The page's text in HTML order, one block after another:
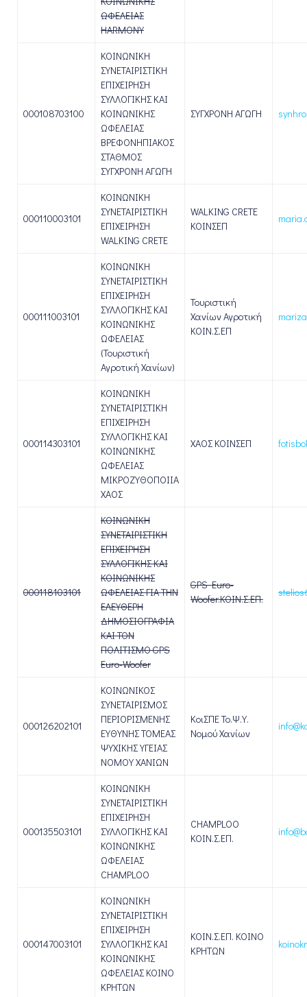
ΩΦΕΛΕΙΑΣ
HARMONY
000108703100
ΚΟΙΝΩΝΙΚΗ
ΣΥΝΕΤΑΙΡΙΣΤΙΚΗ
ΕΠΙΧΕΙΡΗΣΗ
ΣΥΛΛΟΓΙΚΗΣ ΚΑΙ
ΚΟΙΝΩΝΙΚΗΣ
ΩΦΕΛΕΙΑΣ
ΒΡΕΦΟΝΗΠΙΑΚΟΣ
ΣΤΑΘΜΟΣ
ΣΥΓΧΡΟΝΗ ΑΓΩΓΗ
ΣΥΓΧΡΟΝΗ ΑΓΩΓΗ
000110003101
ΚΟΙΝΩΝΙΚΗ
ΣΥΝΕΤΑΙΡΙΣΤΙΚΗ
ΕΠΙΧΕΙΡΗΣΗ
WALKING CRETE
WALKING CRETE
ΚΟΙΝΣΕΠ
000111003101
ΚΟΙΝΩΝΙΚΗ
ΣΥΝΕΤΑΙΡΙΣΤΙΚΗ
ΕΠΙΧΕΙΡΗΣΗ
ΣΥΛΛΟΓΙΚΗΣ ΚΑΙ
ΚΟΙΝΩΝΙΚΗΣ
ΩΦΕΛΕΙΑΣ
(Τουριστική
Αγροτική Χανίων)
Τουριστική
Χανίων Αγροτική
ΚΟΙΝ.Σ.ΕΠ
000114303101
ΚΟΙΝΩΝΙΚΗ
ΣΥΝΕΤΑΙΡΙΣΤΙΚΗ
ΕΠΙΧΕΙΡΗΣΗ
ΣΥΛΛΟΓΙΚΗΣ ΚΑΙ
ΚΟΙΝΩΝΙΚΗΣ
ΩΦΕΛΕΙΑΣ
ΜΙΚΡΟΖΥΘΟΠΟΙΙΑ
ΧΑΟΣ
ΧΑΟΣ ΚΟΙΝΣΕΠ
000118103101
ΚΟΙΝΩΝΙΚΗ
ΣΥΝΕΤΑΙΡΙΣΤΙΚΗ
ΕΠΙΧΕΙΡΗΣΗ
ΣΥΛΛΟΓΙΚΗΣ ΚΑΙ
ΚΟΙΝΩΝΙΚΗΣ
ΩΦΕΛΕΙΑΣ ΓΙΑ ΤΗΝ
ΕΛΕΥΘΕΡΗ
ΔΗΜΟΣΙΟΓΡΑΦΙΑ
ΚΑΙ ΤΟΝ
ΠΟΛΙΤΙΣΜΟ GPS
Euro-Woofer
GPS Euro-
Woofer.ΚΟΙΝ.Σ.ΕΠ.
000126202101
ΚΟΙΝΩΝΙΚΟΣ
ΣΥΝΕΤΑΙΡΙΣΜΟΣ
ΠΕΡΙΟΡΙΣΜΕΝΗΣ
ΕΥΘΥΝΗΣ ΤΟΜΕΑΣ
ΨΥΧΙΚΗΣ ΥΓΕΙΑΣ
ΝΟΜΟΥ ΧΑΝΙΩΝ
ΚοιΣΠΕ Το.Ψ.Υ.
Νομού Χανίων
000135503101
ΚΟΙΝΩΝΙΚΗ
ΣΥΝΕΤΑΙΡΙΣΤΙΚΗ
ΕΠΙΧΕΙΡΗΣΗ
ΣΥΛΛΟΓΙΚΗΣ ΚΑΙ
ΚΟΙΝΩΝΙΚΗΣ
ΩΦΕΛΕΙΑΣ
CHAMPLOO
CHAMPLOO
ΚΟΙΝ.Σ.ΕΠ.
000147003101
ΚΟΙΝΩΝΙΚΗ
ΣΥΝΕΤΑΙΡΙΣΤΙΚΗ
ΕΠΙΧΕΙΡΗΣΗ
ΣΥΛΛΟΓΙΚΗΣ ΚΑΙ
ΚΟΙΝΩΝΙΚΗΣ
ΩΦΕΛΕΙΑΣ ΚΟΙΝΟ
ΚΡΗΤΩΝ
ΚΟΙΝ.Σ.ΕΠ. ΚΟΙΝΟ
ΚΡΗΤΩΝ